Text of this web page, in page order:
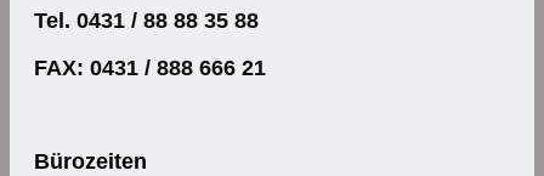
Tel. 0431 / 88 88 35 88
FAX: 0431 / 888 666 21
Bürozeiten